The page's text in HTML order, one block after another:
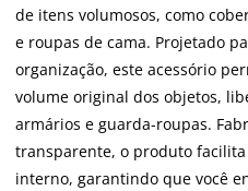
de itens volumosos, como
e roupas de cama. Projetado
organização, este acessório
volume original dos objetos,
armários e guarda-roupas.
transparente, o produto
interno, garantindo que você